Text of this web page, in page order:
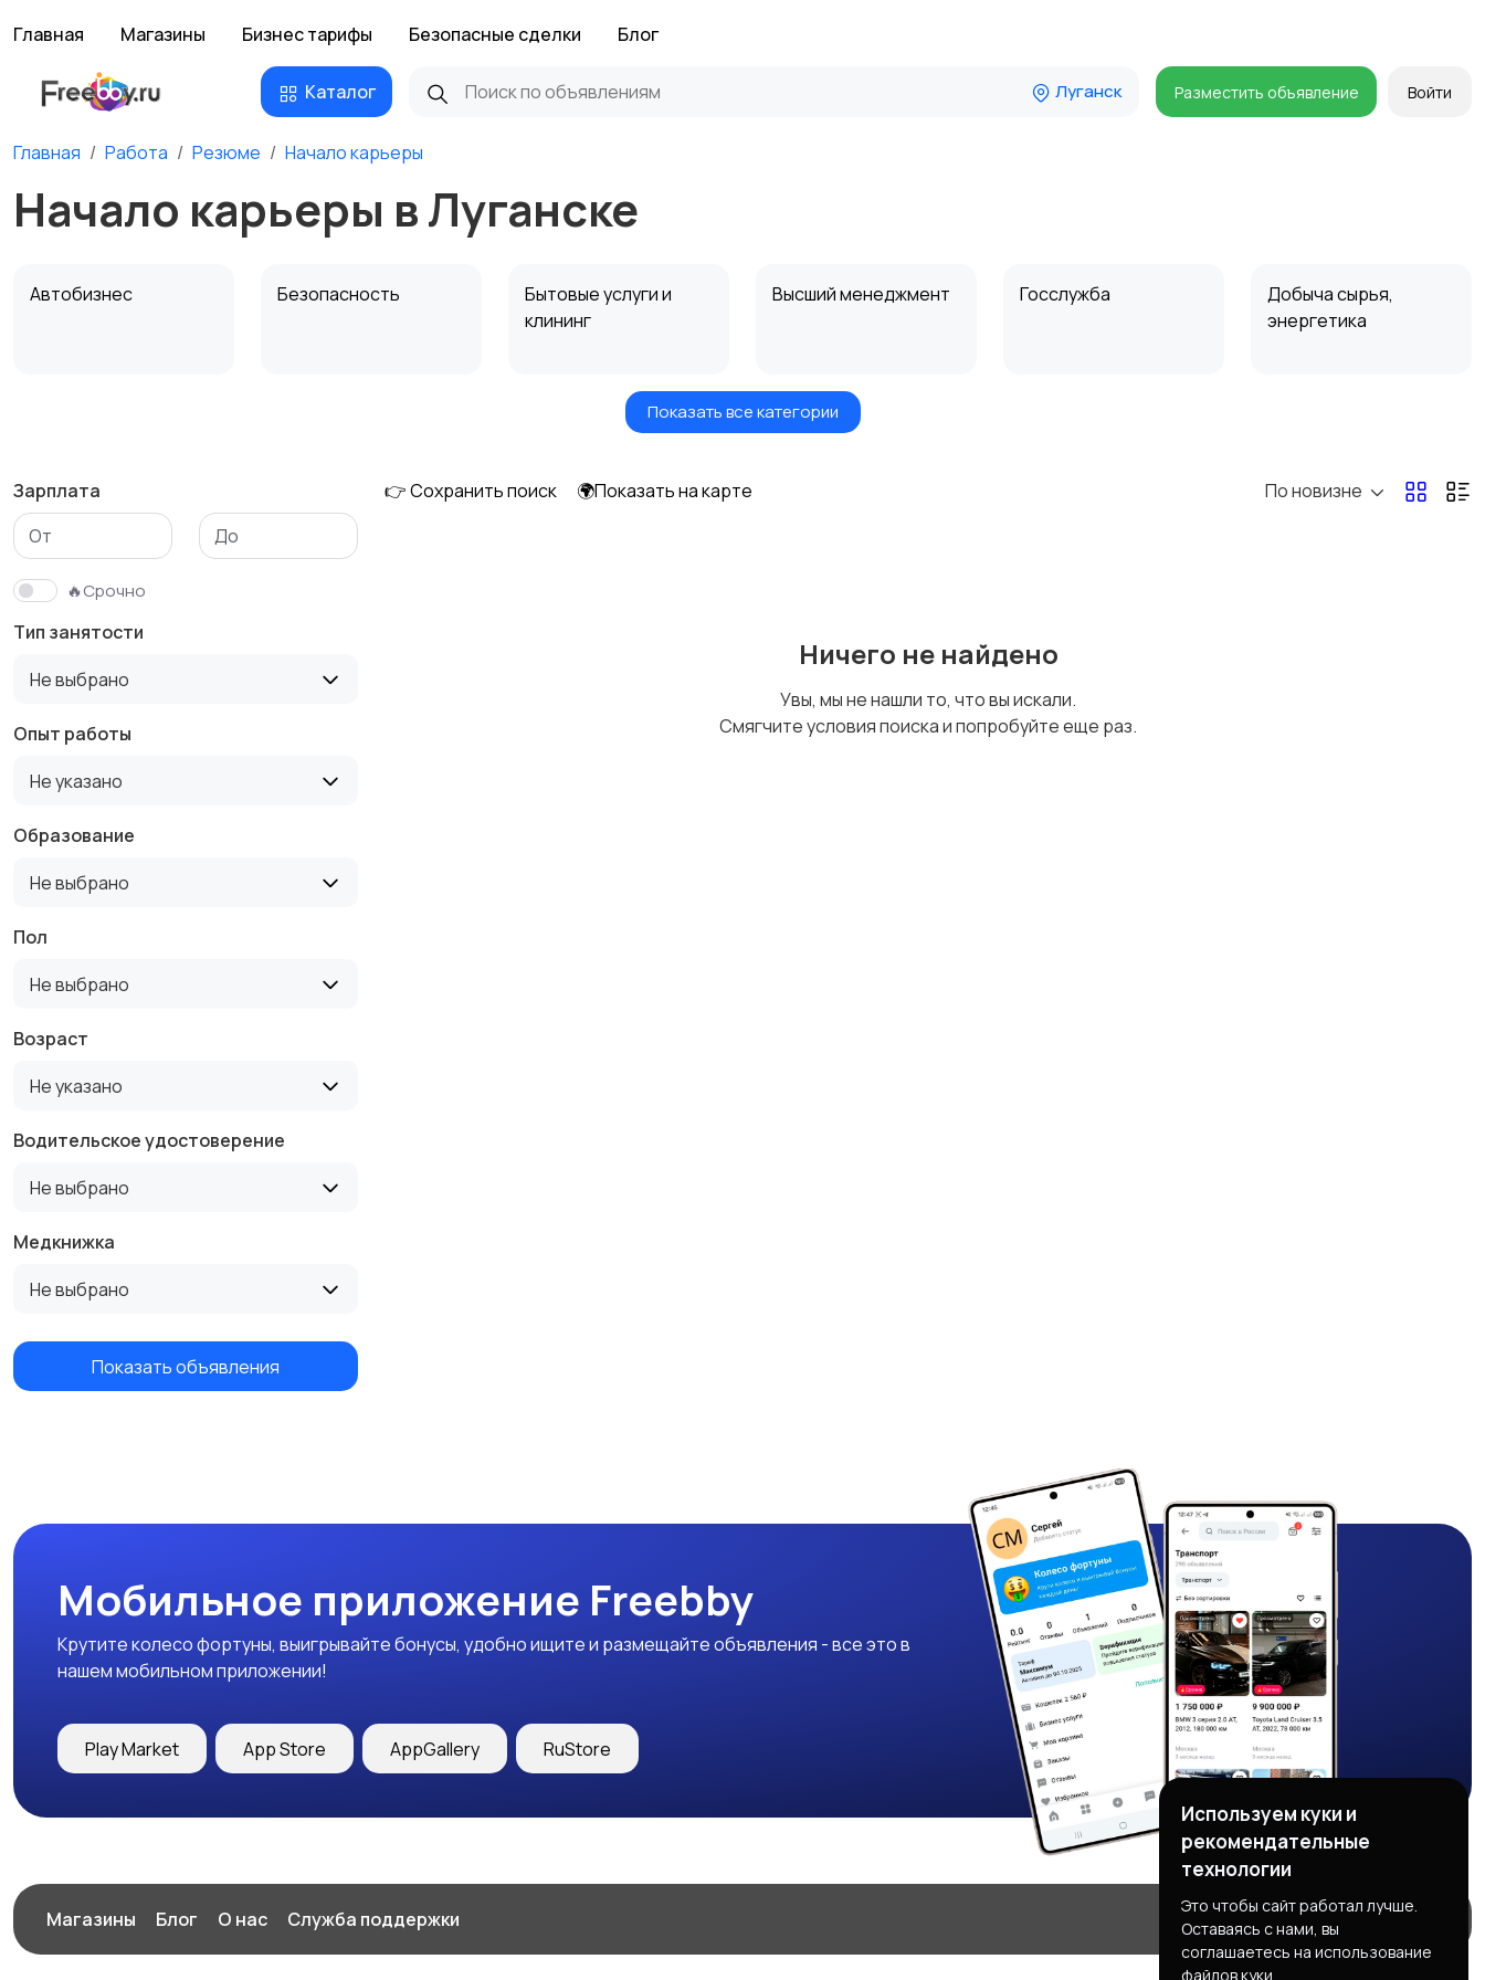
Главная Магазины Бизнес тарифы Безопасные сделки Блог
Каталог Луганск Разместить объявление Войти
Главная Работа Резюме Начало карьеры
Начало карьеры в Луганске
Автобизнес Безопасность
Бытовые услуги и
клининг
Высший менеджмент Госслужба
Добыча сырья,
энергетика
Информационные
Искусство и
Медицина Начало карьеры
Производство
Рестораны и
Показать все категории
Зарплата
🔥Срочно
Тип занятости
Не выбрано
Опыт работы
Не указано
Образование
Не выбрано
Пол
Не выбрано
Возраст
Не указано
Водительское удостоверение
Не выбрано
Медкнижка
Не выбрано
Показать объявления
👉 Сохранить поиск 🌍Показать на карте По новизне
Ничего не найдено
Увы, мы не нашли то, что вы искали.
Смягчите условия поиска и попробуйте еще раз.
Мобильное приложение Freebby
Крутите колесо фортуны, выигрывайте бонусы, удобно ищите и размещайте объявления - все это в
нашем мобильном приложении!
Play Market App Store AppGallery RuStore
Магазины Блог О нас Служба поддержки
Используем куки и
рекомендательные
технологии
Это чтобы сайт работал лучше.
Оставаясь с нами, вы
соглашаетесь на использование
файлов куки.